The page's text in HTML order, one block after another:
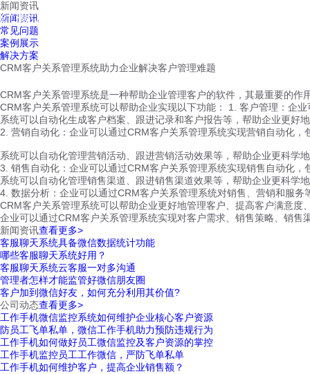
红鹰工作手机
新闻资讯
新闻资讯
常见问题
案例展示
解决方案
CRM客户关系管理系统助力企业解决客户管理难题
CRM客户关系管理系统是一种帮助企业管理客户的软件，其最重要的
CRM客户关系管理系统可以帮助企业实现以下功能： 1. 客户管理：企
系统可以自动化生成客户档案、跟进记录和客户报告等，帮助企业更好
2. 营销自动化：企业可以通过CRM客户关系管理系统实现营销自动化
系统可以自动化管理营销活动、跟进营销活动效果等，帮助企业更科学
3. 销售自动化：企业可以通过CRM客户关系管理系统实现销售自动化，
系统可以自动化管理销售渠道、跟进销售渠道效果等，帮助企业更科学
4. 数据分析：企业可以通过CRM客户关系管理系统对销售、营销和服
CRM客户关系管理系统可以帮助企业更好地管理客户、提高客户满意度
企业可以通过CRM客户关系管理系统实现对客户需求、销售策略、销售
新闻资讯查看更多>
客服聊天系统具备微信数据统计功能
哪些客服聊天系统好用？
客服聊天系统云客服一对多沟通
管理者怎样才能监管好微信朋友圈
客户加到微信好友，如何充分利用其价值?
公司动态查看更多>
工作手机微信监控系统如何维护企业核心客户资源
防员工飞单私单，微信工作手机助力预防违规行为
工作手机如何做好员工微信监控及客户资源的掌控
工作手机监控员工工作微信，严防飞单私单
工作手机如何维护客户，提高企业销售额？